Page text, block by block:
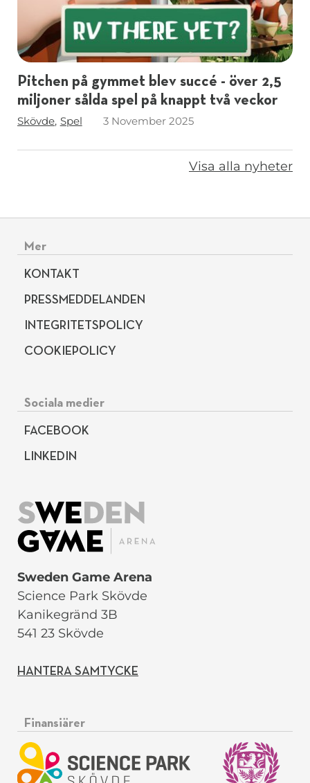
Pitchen på gymmet blev succé - över 2,5
miljoner sålda spel på knappt två veckor
Taggar
Skövde Spel 3 November 2025
Visa alla nyheter
Sidfotsmeny
Mer
KONTAKT
PRESSMEDDELANDEN
INTEGRITETSPOLICY
COOKIEPOLICY
Sociala medier
FACEBOOK
LINKEDIN
Sweden Game Arena
Science Park Skövde
Kanikegränd 3B
541 23 Skövde
HANTERA SAMTYCKE
Finansiärer